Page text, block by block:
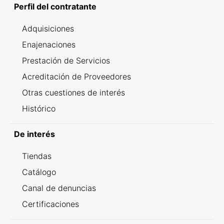
Perfil del contratante
Adquisiciones
Enajenaciones
Prestación de Servicios
Acreditación de Proveedores
Otras cuestiones de interés
Histórico
De interés
Tiendas
Catálogo
Canal de denuncias
Certificaciones